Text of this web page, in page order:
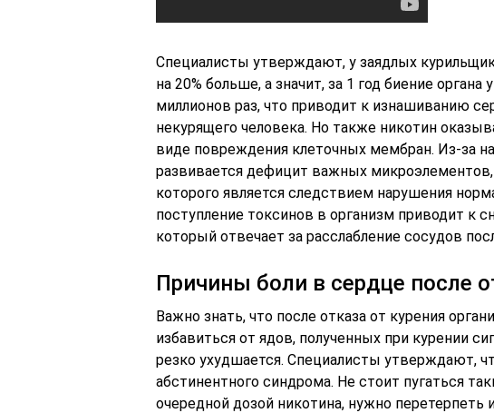
Специалисты утверждают, у заядлых
на 20% больше, а значит, за 1 год биение органа
миллионов раз, что приводит к изнашиванию
некурящего человека. Но также никотин
виде повреждения клеточных мембран. Из-за
развивается дефицит важных микроэлементов,
которого является следствием нарушения
поступление токсинов в организм приводит к
который отвечает за расслабление сосудов
Причины боли в сердце после
Важно знать, что после отказа от курения
избавиться от ядов, полученных при курении
резко ухудшается. Специалисты утверждают,
абстинентного синдрома. Не стоит пугаться
очередной дозой никотина, нужно